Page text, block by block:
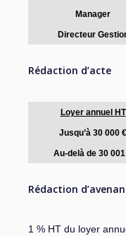
Manager
Directeur
Rédaction d’acte
Loyer annuel HT
Jusqu’à 30 000 €
Au-delà de 30
Rédaction
1 % HT du loyer